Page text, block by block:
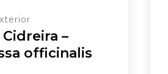
Cidreira –
officinalis